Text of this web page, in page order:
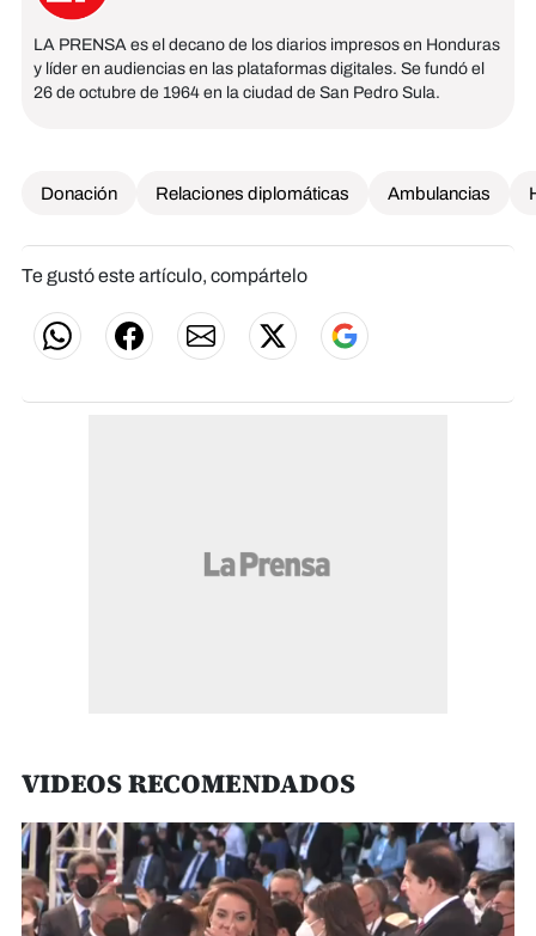
LA PRENSA es el decano de los diarios impresos en Honduras
y líder en audiencias en las plataformas digitales. Se fundó el
26 de octubre de 1964 en la ciudad de San Pedro Sula.
Donación Relaciones diplomáticas Ambulancias
Te gustó este artículo, compártelo
VIDEOS RECOMENDADOS